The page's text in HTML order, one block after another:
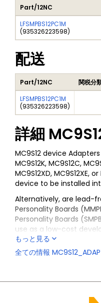
Part/12NC
LFSMPBS12PC1M
(935326223598)
配送
Part/12NC 関税分
LFSMPBS12PC1M
(935326223598)
詳細
MC9S12 device
MC9S12K, MC9S12C,
MC9S12XD, MC9S12XE,
device to be installed
Alternatively, are lead-
Personality Boards
Personality Boards
use as a low-cost
programming target, or
respective MC9S12
もっと見る
全ての情報